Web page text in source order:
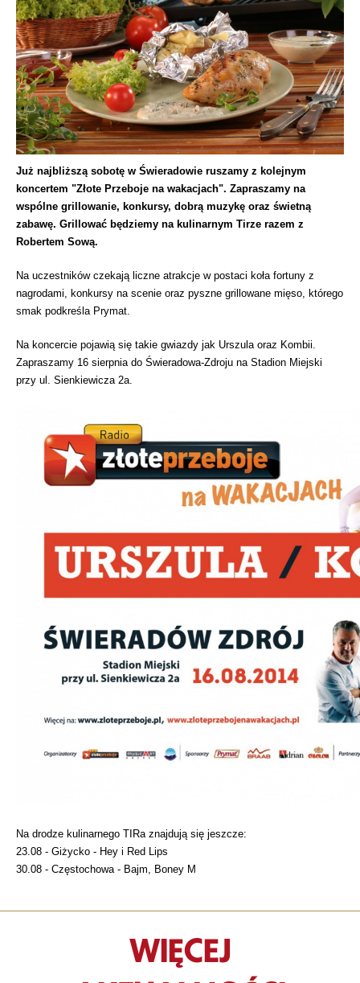
Już najbliższą sobotę w Świeradowie ruszamy z kolejnym
koncertem "Złote Przeboje na wakacjach". Zapraszamy na
wspólne grillowanie, konkursy, dobrą muzykę oraz świetną
zabawę. Grillować będziemy na kulinarnym Tirze razem z
Robertem Sową.
Na uczestników czekają liczne atrakcje w postaci koła fortuny z
nagrodami, konkursy na scenie oraz pyszne grillowane mięso, którego
smak podkreśla Prymat.
Na koncercie pojawią się takie gwiazdy jak Urszula oraz Kombii.
Zapraszamy 16 sierpnia do Świeradowa-Zdroju na Stadion Miejski
przy ul. Sienkiewicza 2a.
Na drodze kulinarnego TIRa znajdują się jeszcze:
23.08 - Giżycko - Hey i Red Lips
30.08 - Częstochowa - Bajm, Boney M
WIĘCEJ